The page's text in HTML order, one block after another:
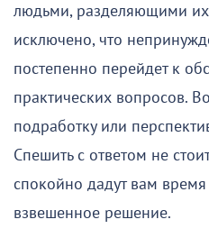
людьми, разделяющими их
исключено, что
постепенно перейдет к
практических вопросов.
подработку или
Спешить с ответом не
спокойно дадут вам
взвешенное решение.